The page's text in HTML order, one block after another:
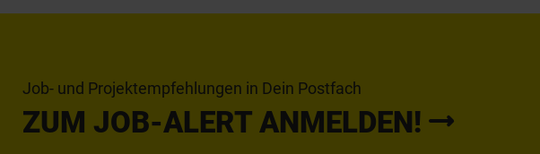
Job- und Projektempfehlungen in Dein Postfach
ZUM JOB-ALERT ANMELDEN!